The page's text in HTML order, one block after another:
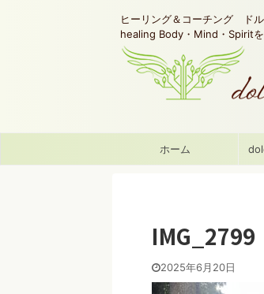
ヒーリング＆コーチング ド
healing Body・Mind・Spiritを
ホーム
IMG_2799
2025年6月20日